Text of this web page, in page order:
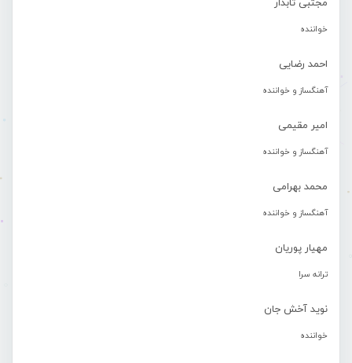
مجتبی تابدار
خواننده
احمد رضایی
آهنگساز و خواننده
امیر مقیمی
آهنگساز و خواننده
محمد بهرامی
آهنگساز و خواننده
مهیار پوریان
ترانه سرا
نوید آخش جان
خواننده